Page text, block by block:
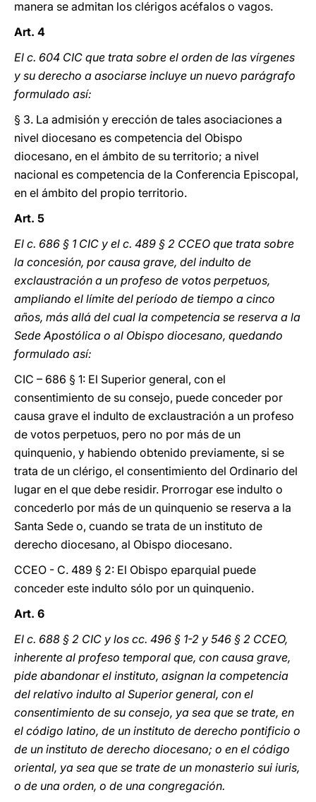
manera se admitan los clérigos acéfalos o vagos.
Art. 4
El c. 604 CIC que trata sobre el orden de las vírgenes
y su derecho a asociarse incluye un nuevo parágrafo
formulado así:
§ 3. La admisión y erección de tales asociaciones a
nivel diocesano es competencia del Obispo
diocesano, en el ámbito de su territorio; a nivel
nacional es competencia de la Conferencia Episcopal,
en el ámbito del propio territorio.
Art. 5
El c. 686 § 1 CIC y el c. 489 § 2 CCEO que trata sobre
la concesión, por causa grave, del indulto de
exclaustración a un profeso de votos perpetuos,
ampliando el límite del período de tiempo a cinco
años, más allá del cual la competencia se reserva a la
Sede Apostólica o al Obispo diocesano, quedando
formulado así:
CIC – 686 § 1: El Superior general, con el
consentimiento de su consejo, puede conceder por
causa grave el indulto de exclaustración a un profeso
de votos perpetuos, pero no por más de un
quinquenio, y habiendo obtenido previamente, si se
trata de un clérigo, el consentimiento del Ordinario del
lugar en el que debe residir. Prorrogar ese indulto o
concederlo por más de un quinquenio se reserva a la
Santa Sede o, cuando se trata de un instituto de
derecho diocesano, al Obispo diocesano.
CCEO - C. 489 § 2: El Obispo eparquial puede
conceder este indulto sólo por un quinquenio.
Art. 6
El c. 688 § 2 CIC y los cc. 496 § 1-2 y 546 § 2 CCEO,
inherente al profeso temporal que, con causa grave,
pide abandonar el instituto, asignan la competencia
del relativo indulto al Superior general, con el
consentimiento de su consejo, ya sea que se trate, en
el código latino, de un instituto de derecho pontificio o
de un instituto de derecho diocesano; o en el código
oriental, ya sea que se trate de un monasterio sui iuris,
o de una orden, o de una congregación.